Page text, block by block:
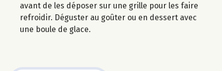
avant de les déposer sur une grille pour les faire
refroidir. Déguster au goûter ou en dessert avec
une boule de glace.